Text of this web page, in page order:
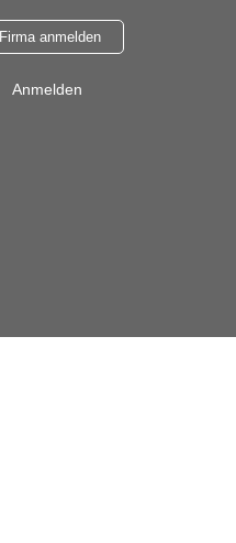
Firma anmelden
Anmelden